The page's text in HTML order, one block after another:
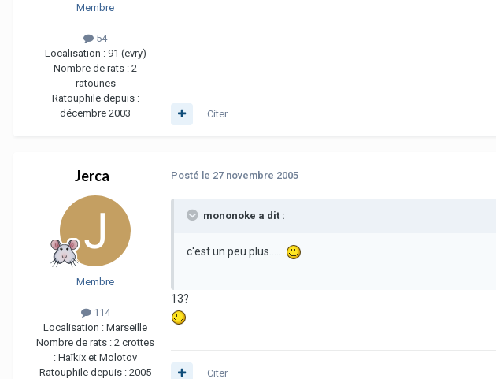
Membre
54
Localisation : 91 (evry)
Nombre de rats : 2
ratounes
Ratouphile depuis :
décembre 2003
Citer
Jerca
Membre
114
Localisation : Marseille
Nombre de rats : 2 crottes
: Haïkix et Molotov
Ratouphile depuis : 2005
Posté le 27 novembre 2005
mononoke a dit :
c'est un peu plus.....
13?
Citer